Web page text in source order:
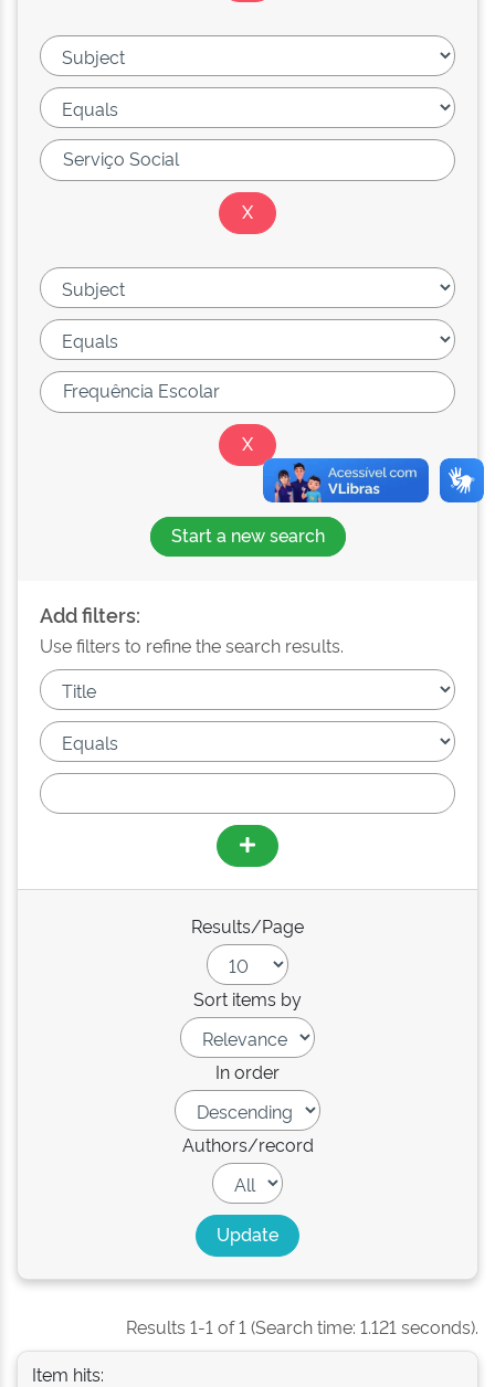
Start a new search
Add filters:
Use filters to refine the search results.
Results/Page
Sort items by
In order
Authors/record
Results 1-1 of 1 (Search time: 1.121 seconds).
Item hits: